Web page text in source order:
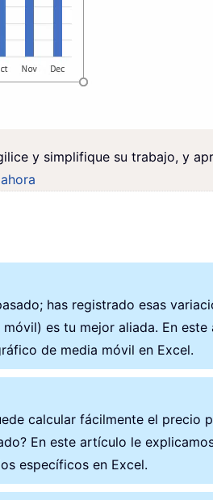
y simplifique su trabajo, y
has registrado esas
es tu mejor aliada. En
de media móvil en Excel.
calcular fácilmente el precio
En este artículo le
específicos en Excel.